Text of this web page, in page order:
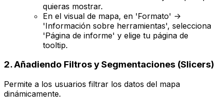
quieras mostrar.
En el visual de mapa, en 'Formato' ->
'Información sobre herramientas', selecciona
'Página de informe' y elige tu página de
tooltip.
2. Añadiendo Filtros y Segmentaciones (Slicers)
Permite a los usuarios filtrar los datos del mapa
dinámicamente.